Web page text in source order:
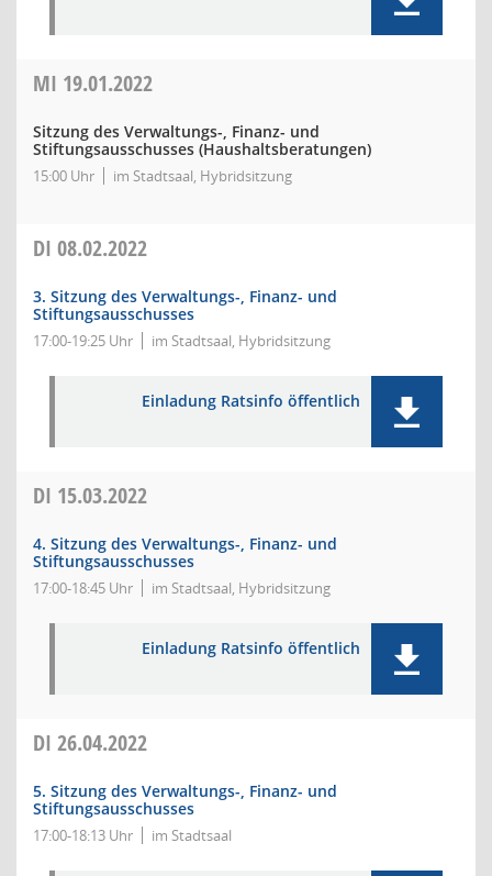
MI 19.01.2022
Sitzung des Verwaltungs-, Finanz- und
Stiftungsausschusses (Haushaltsberatungen)
15:00 Uhr im Stadtsaal, Hybridsitzung
DI 08.02.2022
3. Sitzung des Verwaltungs-, Finanz- und
Stiftungsausschusses
17:00-19:25 Uhr im Stadtsaal, Hybridsitzung
Einladung Ratsinfo öffentlich
DI 15.03.2022
4. Sitzung des Verwaltungs-, Finanz- und
Stiftungsausschusses
17:00-18:45 Uhr im Stadtsaal, Hybridsitzung
Einladung Ratsinfo öffentlich
DI 26.04.2022
5. Sitzung des Verwaltungs-, Finanz- und
Stiftungsausschusses
17:00-18:13 Uhr im Stadtsaal